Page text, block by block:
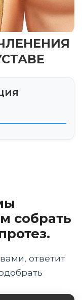
собрать
ответит